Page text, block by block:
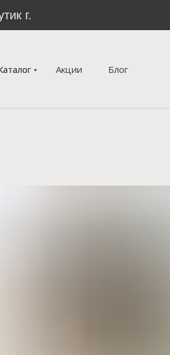
Акции Блог
г.